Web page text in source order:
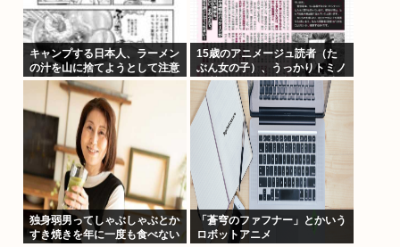
キャンプする日本人、ラーメン
の汁を山に捨てようとして注意
されて不貞腐れる
15歳のアニメージュ読者（た
ぶん女の子）、うっかりトミノ
に質問してしまい無事に『反
米』思想を叩き込まれる… こ
の人ガンダム創ってて
独身弱男ってしゃぶしゃぶとか
すき焼きを年に一度も食べない
「蒼穹のファフナー」とかいう
ロボットアニメ